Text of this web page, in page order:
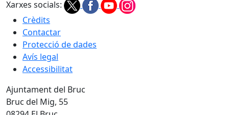
Xarxes socials:
Crèdits
Contactar
Protecció de dades
Avís legal
Accessibilitat
Ajuntament del Bruc
Bruc del Mig, 55